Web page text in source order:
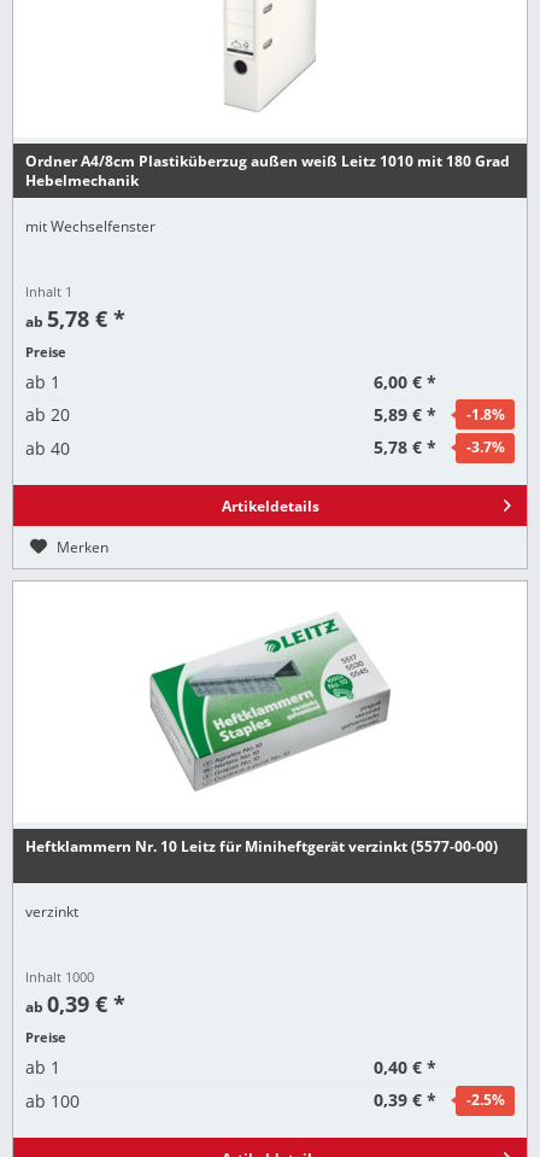
Ordner A4/8cm Plastiküberzug außen weiß Leitz 1010 mit 180 Grad
Hebelmechanik
mit Wechselfenster
Inhalt 1
ab 5,78 € *
Preise
ab 1
6,00 € *
ab 20 5,89 € * -1.8%
ab 40 5,78 € * -3.7%
Artikeldetails
Merken
Heftklammern Nr. 10 Leitz für Miniheftgerät verzinkt (5577-00-00)
verzinkt
Inhalt 1000
ab0,39 € *
Preise
ab 1
0,40 € *
ab 100 0,39 € * -2.5%